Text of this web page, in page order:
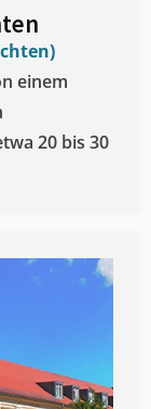
einem
20 bis 30